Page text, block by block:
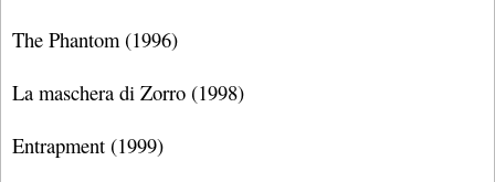
The Phantom (1996)
La maschera di Zorro (1998)
Entrapment (1999)